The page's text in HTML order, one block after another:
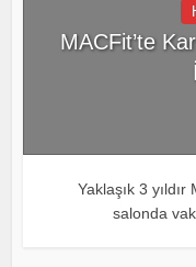
MACFit’te
Yaklaşık 3
salonda